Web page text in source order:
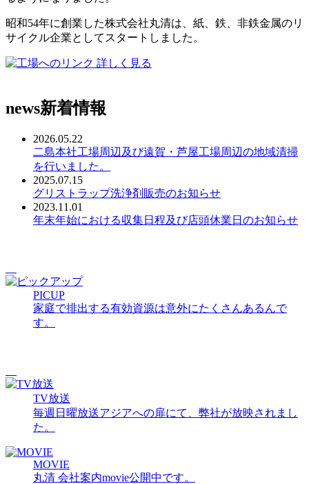
昭和54年に創業した株式会社丸清は、紙、鉄、非鉄金属のリ
サイクル企業としてスタートしました。
詳しく見る
news新着情報
2026.05.22
二島本社工場周辺及び遠賀・芦屋工場周辺の地域清掃
を行いました。
2025.07.15
グリストラップ洗浄剤販売のお知らせ
2023.11.01
年末年始における収集日程及び店頭休業日のお知らせ
PICUP
家庭で排出する有効資源は意外にたくさんあるんで
す。
TV放送
毎週日曜放送アジアへの扉にて、弊社が放映されまし
た。
MOVIE
丸清 会社案内movie公開中です。